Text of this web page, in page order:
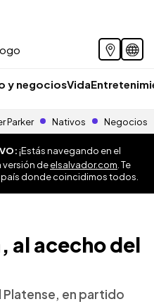
y negociosVida
Parker Nativos Negocios
¡Estás navegando en el
versión deelsalvador.com . Te
donde coincidimos todos.
al acecho del
Platense, en partido